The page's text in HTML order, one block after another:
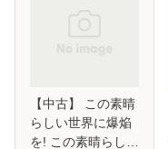
【中古】 この素晴
らしい世界に爆焔
を! この素晴らしい